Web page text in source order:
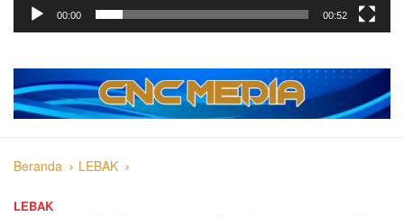
00:00 00:52
Beranda LEBAK
LEBAK